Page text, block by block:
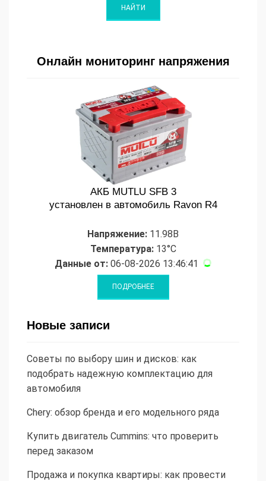
Онлайн мониторинг напряжения
АКБ MUTLU SFB 3
установлен в автомобиль Ravon R4
Напряжение: 11.98В
Температура:13°C
Данные от: 06-08-2026 13:46:41
Новые записи
Советы по выбору шин и дисков: как
подобрать надежную комплектацию для
автомобиля
Chery: обзор бренда и его модельного ряда
Купить двигатель Cummins: что проверить
перед заказом
Продажа и покупка квартиры: как провести